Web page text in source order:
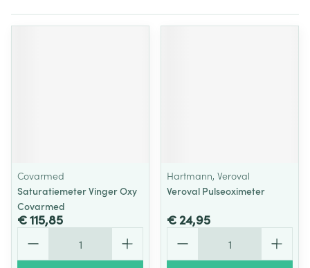
Covarmed
Saturatiemeter Vinger Oxy
Covarmed
€ 115,85
Hartmann, Veroval
Veroval Pulseoximeter
€ 24,95